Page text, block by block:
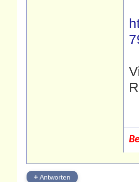
+Antworten